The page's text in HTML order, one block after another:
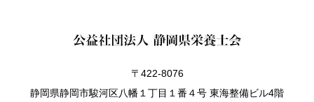
〒422-8076
静岡県静岡市駿河区八幡１丁目１番４号 東海整備ビル4階